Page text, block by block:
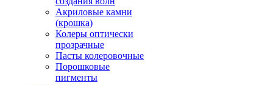
Акриловые камни
(крошка)
Колеры оптически
прозрачные
Пасты колеровочные
Порошковые
пигменты